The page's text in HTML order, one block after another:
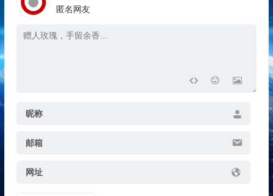
匿名网友
昵称
邮箱
网址